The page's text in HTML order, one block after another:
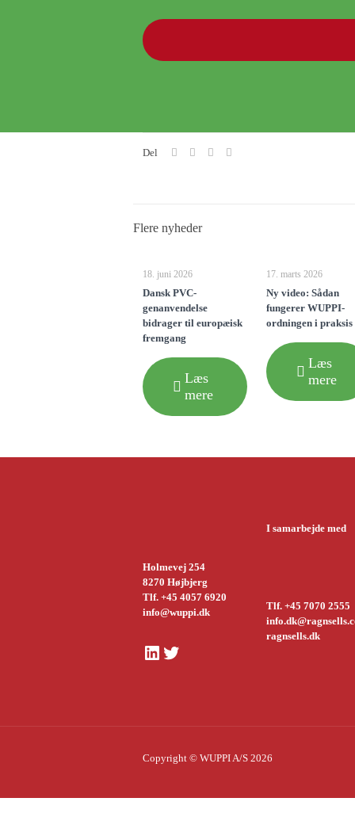
Del
Flere nyheder
18. juni 2026
Dansk PVC-
genanvendelse
bidrager til europæisk
fremgang
Læs
mere
17. marts 2026
Ny video: Sådan
fungerer WUPPI-
ordningen i praksis
Læs
mere
Holmevej 254
8270 Højbjerg
Tlf. +45 4057 6920
info@wuppi.dk
LinkedIn
Twitter
I samarbejde med
Tlf. +45 7070 2555
ragnsells.dk
Copyright © WUPPI A/S 2026